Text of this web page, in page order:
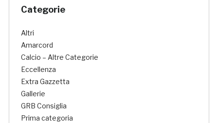
Categorie
Altri
Amarcord
Calcio – Altre Categorie
Eccellenza
Extra Gazzetta
Gallerie
GRB Consiglia
Prima categoria